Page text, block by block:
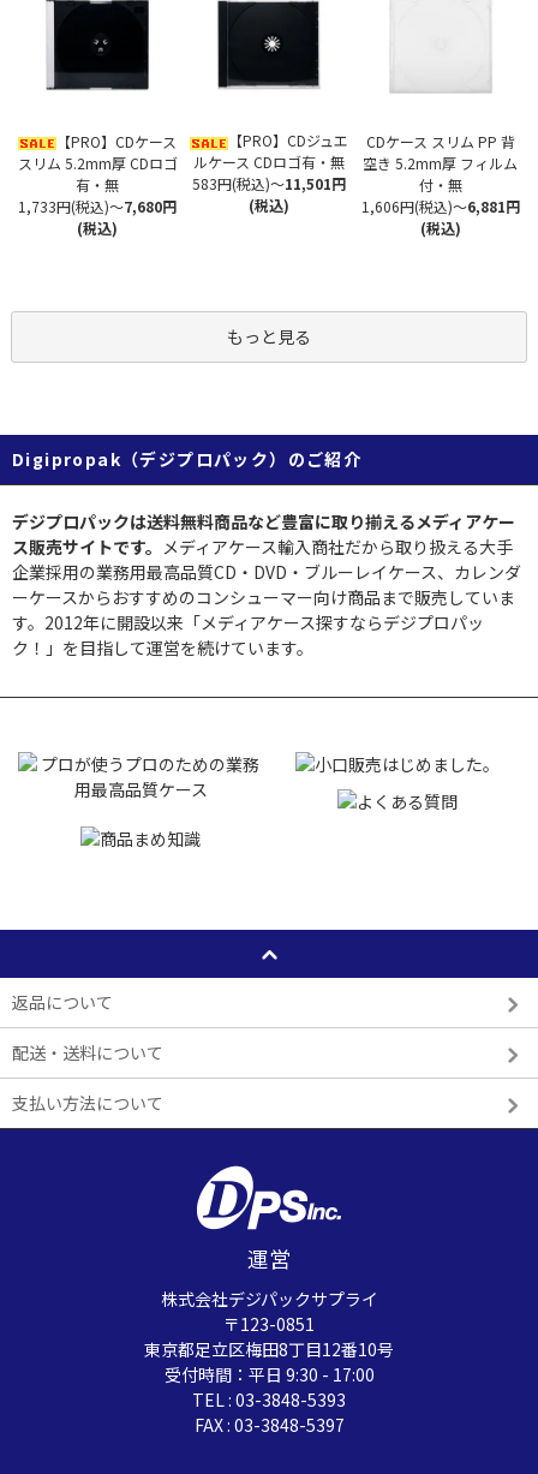
【PRO】CDケース
スリム 5.2mm厚 CDロゴ
有・無
1,733円(税込)～7,680円
(税込)
【PRO】CDジュエ
ルケース CDロゴ有・無
583円(税込)～11,501円
(税込)
CDケース スリム PP 背
空き 5.2mm厚 フィルム
付・無
1,606円(税込)～6,881円
(税込)
もっと見る
Digipropak（デジプロパック）のご紹介
デジプロパックは送料無料商品など豊富に取り揃えるメディアケー
ス販売サイトです。 メディアケース輸入商社だから取り扱える大手
企業採用の業務用最高品質CD・DVD・ブルーレイケース、カレンダ
ーケースからおすすめのコンシューマー向け商品まで販売していま
す。2012年に開設以来「メディアケース探すならデジプロパッ
ク！」を目指して運営を続けています。
返品について
配送・送料について
支払い方法について
運営
株式会社デジパックサプライ
〒123-0851
東京都足立区梅田8丁目12番10号
受付時間：平日 9:30 - 17:00
TEL : 03-3848-5393
FAX : 03-3848-5397